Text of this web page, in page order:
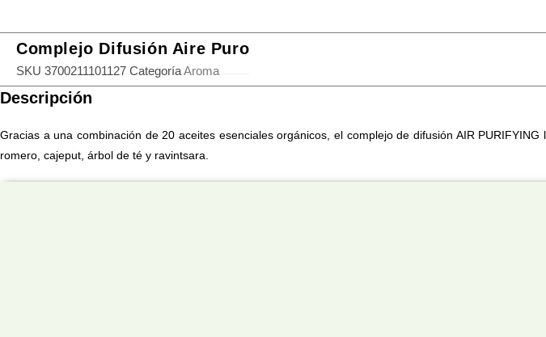
Complejo Difusión Aire Puro
SKU 3700211101127 CategoríaAroma
Descripción
Gracias a una combinación de 20 aceites esenciales orgánicos, el complejo de difusión AIR
romero, cajeput, árbol de té y ravintsara.